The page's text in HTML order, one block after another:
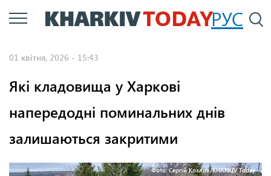
Перейти
до
РУС
01 квітня, 2026 - 15:43
Які кладовища у Харкові
напередодні поминальних днів
залишаються закритими
Фото: Сергій Козлов/KHARKIV Today.